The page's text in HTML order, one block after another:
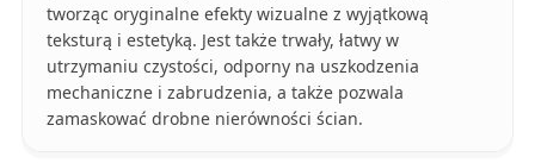
tworząc oryginalne efekty wizualne z wyjątkową
teksturą i estetyką. Jest także trwały, łatwy w
utrzymaniu czystości, odporny na uszkodzenia
mechaniczne i zabrudzenia, a także pozwala
zamaskować drobne nierówności ścian.